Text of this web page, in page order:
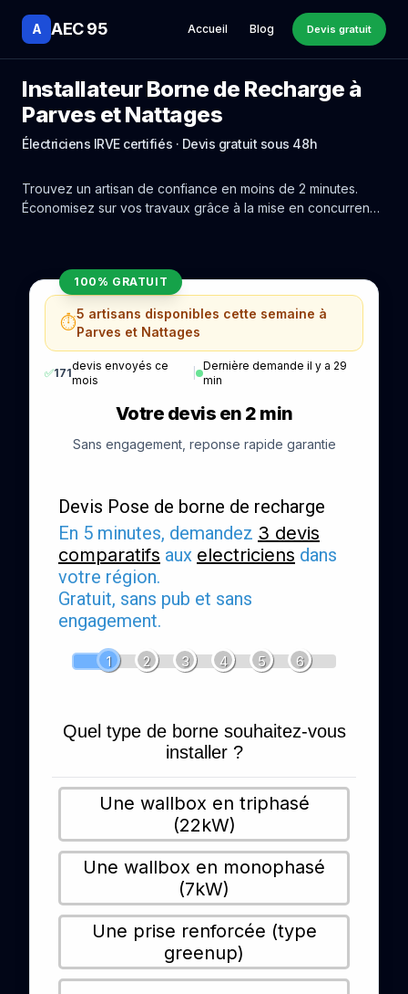
A AEC 95 Accueil Blog Devis gratuit
Installateur Borne de Recharge à
Parves et Nattages
Électriciens IRVE certifiés · Devis gratuit sous 48h
Trouvez un artisan de confiance en moins de 2 minutes.
Économisez sur vos travaux grâce à la mise en concurrence
100% GRATUIT
⏱️5 artisans disponibles cette semaine à
Parves et Nattages
✅171
devis envoyés ce
mois
|
Dernière demande il y a 29
min
Votre devis en 2 min
Sans engagement, reponse rapide garantie
Devis Pose de borne de recharge
En 5 minutes, demandez 3 devis
comparatifs aux electriciens dans
votre région.
Gratuit, sans pub et sans
engagement.
1 2 3 4 5 6
Quel type de borne souhaitez-vous
installer ?
Une wallbox en triphasé
(22kW)
Une wallbox en monophasé
(7kW)
Une prise renforcée (type
greenup)